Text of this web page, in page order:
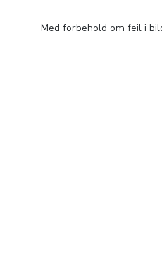
Med forbehold om feil i